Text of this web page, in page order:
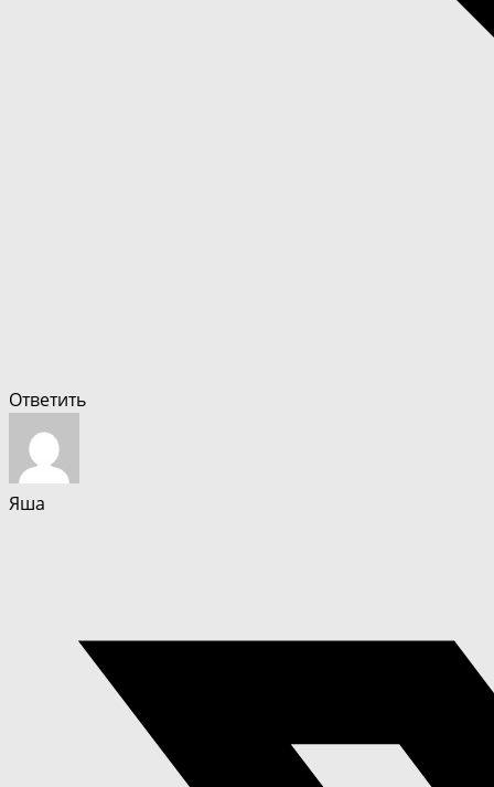
Ответить
Яша